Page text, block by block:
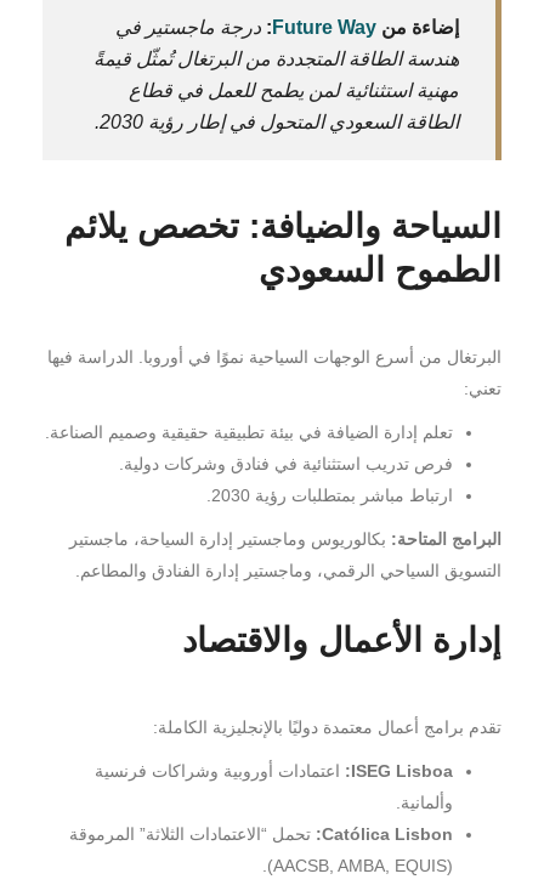
إضاءة من Future Way
: درجة ماجستير في
هندسة الطاقة المتجددة من البرتغال تُمثّل قيمةً
مهنية استثنائية لمن يطمح للعمل في قطاع
الطاقة السعودي المتحول في إطار رؤية 2030.
السياحة والضيافة: تخصص يلائم
الطموح السعودي
البرتغال من أسرع الوجهات السياحية نموًا في أوروبا. الدراسة فيها
تعني:
تعلم إدارة الضيافة في بيئة تطبيقية حقيقية وصميم الصناعة.
فرص تدريب استثنائية في فنادق وشركات دولية.
ارتباط مباشر بمتطلبات رؤية 2030.
البرامج المتاحة: بكالوريوس وماجستير إدارة السياحة، ماجستير
التسويق السياحي الرقمي، وماجستير إدارة الفنادق والمطاعم.
إدارة الأعمال والاقتصاد
تقدم برامج أعمال معتمدة دوليًا بالإنجليزية الكاملة:
ISEG Lisboa:
اعتمادات أوروبية وشراكات فرنسية
وألمانية.
Católica Lisbon: تحمل “الاعتمادات الثلاثة” المرموقة
(AACSB, AMBA, EQUIS).